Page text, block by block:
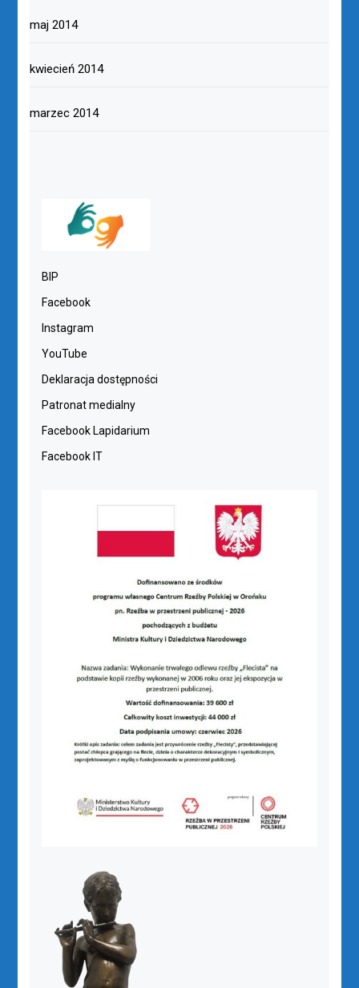
maj 2014
kwiecień 2014
marzec 2014
BIP
Facebook
Instagram
YouTube
Deklaracja dostępności
Patronat medialny
Facebook Lapidarium
Facebook IT